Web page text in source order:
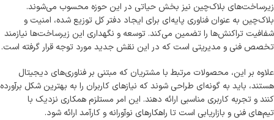
زیرساخت‌های بلاک‌چین نیز بخش حیاتی در این حوزه محسوب می‌شوند.
بلاک‌چین به عنوان فناوری پایه‌ای برای ایجاد دفتر کل توزیع شده، امنیت و
شفافیت تراکنش‌ها را تضمین می‌کند. توسعه و نگهداری این زیرساخت‌ها نیازمند
تخصص فنی و مدیریتی است که در این نقش جدید مورد توجه قرار گرفته است.
علاوه بر این، محصولات مرتبط با مشتریان که مبتنی بر فناوری‌های دیجیتال
هستند، باید به گونه‌ای طراحی شوند که نیازهای کاربران را به بهترین شکل برآورده
کنند و تجربه کاربری مناسبی ارائه دهند. این امر مستلزم همکاری نزدیک با
تیم‌های فنی و بازاریابی است تا راهکارهای نوآورانه و کارآمد ارائه شود.